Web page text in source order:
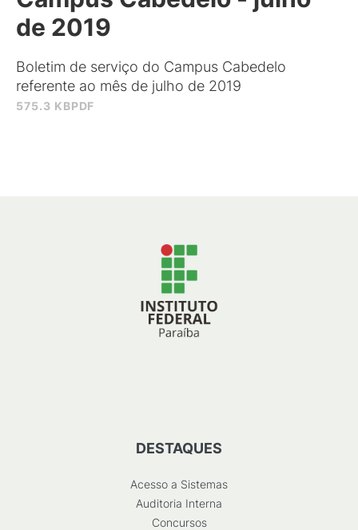
575.3 KBPDF
de 2019
Boletim de serviço do Campus Cabedelo
referente ao mês de julho de 2019
DESTAQUES
Acesso a Sistemas
Auditoria Interna
Concursos